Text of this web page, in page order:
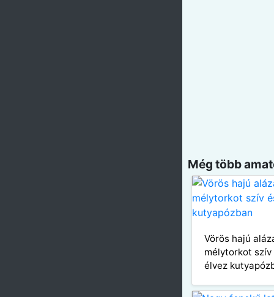
Még több
Vörös hajú
mélytorkot szív
élvez